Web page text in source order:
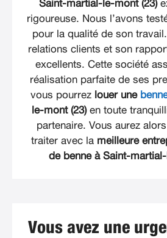
Saint-martial-le-mont (23)
rigoureuse. Nous l’avons
pour la qualité de son
relations clients et son
excellents. Cette société
réalisation parfaite de ses
vous pourrez louer une
le-mont (23)en toute
partenaire. Vous aurez
traiter avec la meilleure
de benne à Saint-
Vous avez une